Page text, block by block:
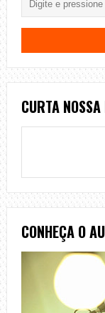
CURTA
CONHEÇA O